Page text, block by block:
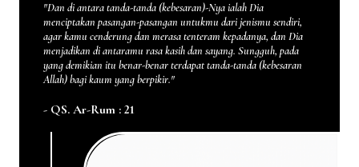
"Dan di antara tanda-tanda (kebesaran)-Nya ialah Dia
menciptakan pasangan-pasangan untukmu dari jenismu sendiri,
agar kamu cenderung dan merasa tenteram kepadanya, dan Dia
menjadikan di antaramu rasa kasih dan sayang. Sungguh, pada
yang demikian itu benar-benar terdapat tanda-tanda (kebesaran
Allah) bagi kaum yang berpikir."
- QS. Ar-Rum : 21